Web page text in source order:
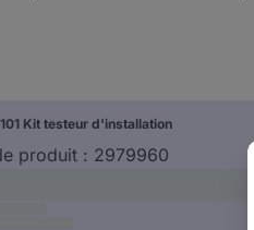
Kit testeur d'installation
produit : 2979960